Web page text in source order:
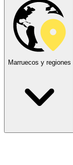
Marruecos y regiones